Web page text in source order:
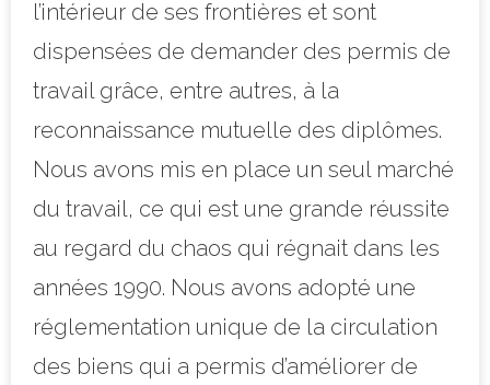
l’intérieur de ses frontières et sont
dispensées de demander des permis de
travail grâce, entre autres, à la
reconnaissance mutuelle des diplômes.
Nous avons mis en place un seul marché
du travail, ce qui est une grande réussite
au regard du chaos qui régnait dans les
années 1990. Nous avons adopté une
réglementation unique de la circulation
des biens qui a permis d’améliorer de